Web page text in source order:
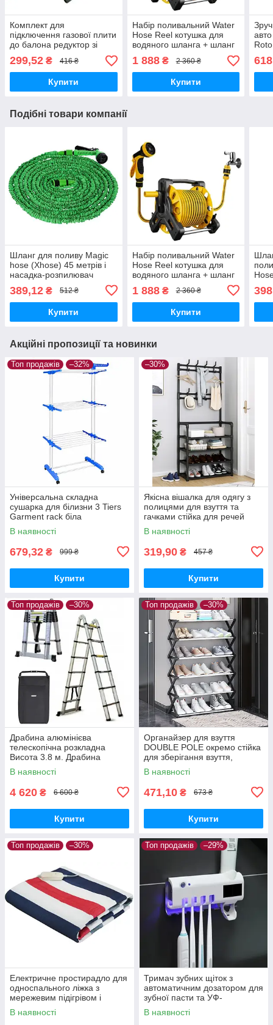
Комплект для
підключення газової плити
до балона редуктор зі
хомутами
299,52 ₴ 416 ₴
Купити
Набір поливальний Water
Hose Reel котушка для
водяного шланга + шланг
1 888₴ 2 360 ₴
Купити
Подібні товари компанії
Шланг для поливу Magic
hose (Xhose) 45 метрів і
насадка-розпилювач
389,12 ₴ 512 ₴
Купити
Набір поливальний Water
Hose Reel котушка для
водяного шланга + шланг
1 888₴ 2 360 ₴
Купити
Акційні пропозиції та новинки
Топ продажів –32%
Універсальна складна
сушарка для білизни 3 Tiers
Garment rack біла
В наявності
679,32 ₴ 999 ₴
Купити
–30%
Якісна вішалка для одягу з
полицями для взуття та
гачками стійка для речей
стелаж Чорна
В наявності
319,90 ₴ 457 ₴
Купити
Топ продажів –30%
Драбина алюмінієва
телескопічна розкладна
Висота 3.8 м. Драбина
трансформер + сумка
В наявності
4 620 ₴ 6 600 ₴
Купити
Топ продажів –30%
Органайзер для взуття
DOUBLE POLE окремо стійка
для зберігання взуття,
високий органайзер
В наявності
471,10 ₴ 673 ₴
Купити
Топ продажів –30%
Електричне простирадло для
односпального ліжка з
мережевим підігрівом і
регульованою
температурою, 150×70 см
В наявності
Топ продажів –29%
Тримач зубних щіток з
автоматичним дозатором для
зубної пасти та УФ-
Стерилізатор 3 в 1
В наявності